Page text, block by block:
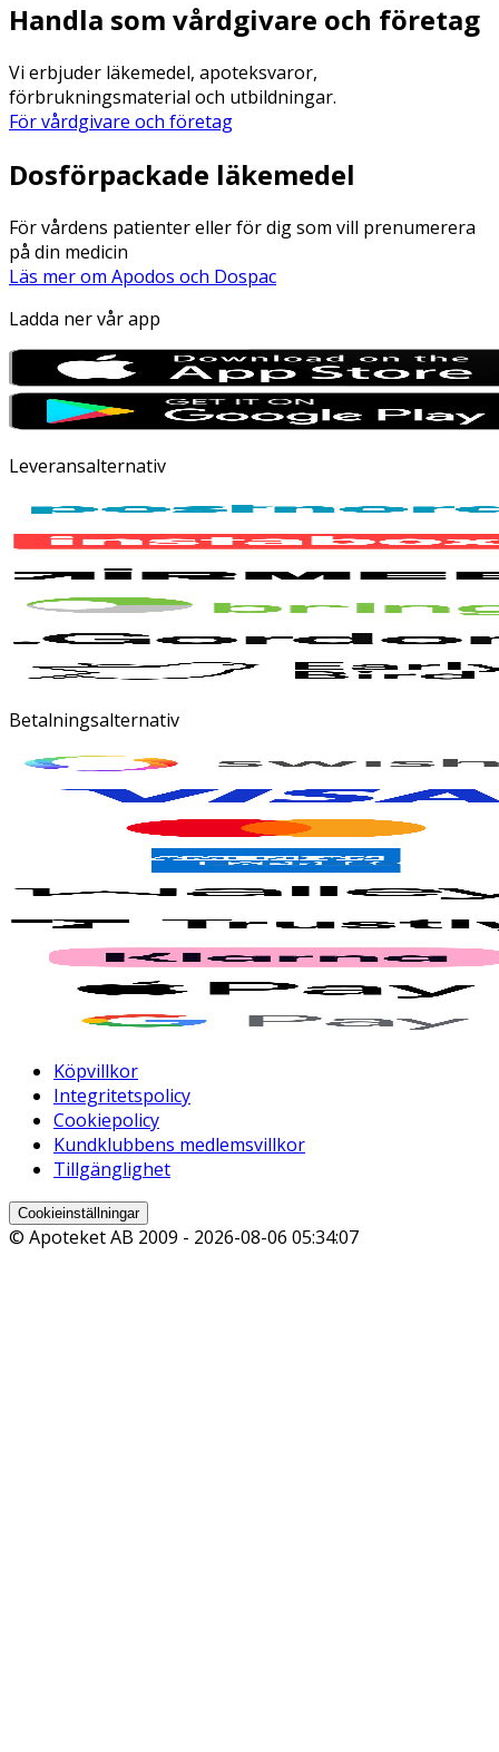
Handla som vårdgivare och företag
Vi erbjuder läkemedel, apoteksvaror,
förbrukningsmaterial och utbildningar.
För vårdgivare och företag
Dosförpackade läkemedel
För vårdens patienter eller för dig som vill prenumerera
på din medicin
Läs mer om Apodos och Dospac
Ladda ner vår app
Leveransalternativ
Betalningsalternativ
Köpvillkor
Integritetspolicy
Cookiepolicy
Kundklubbens medlemsvillkor
Tillgänglighet
Cookieinställningar
© Apoteket AB 2009 - 2026-08-06 05:34:07